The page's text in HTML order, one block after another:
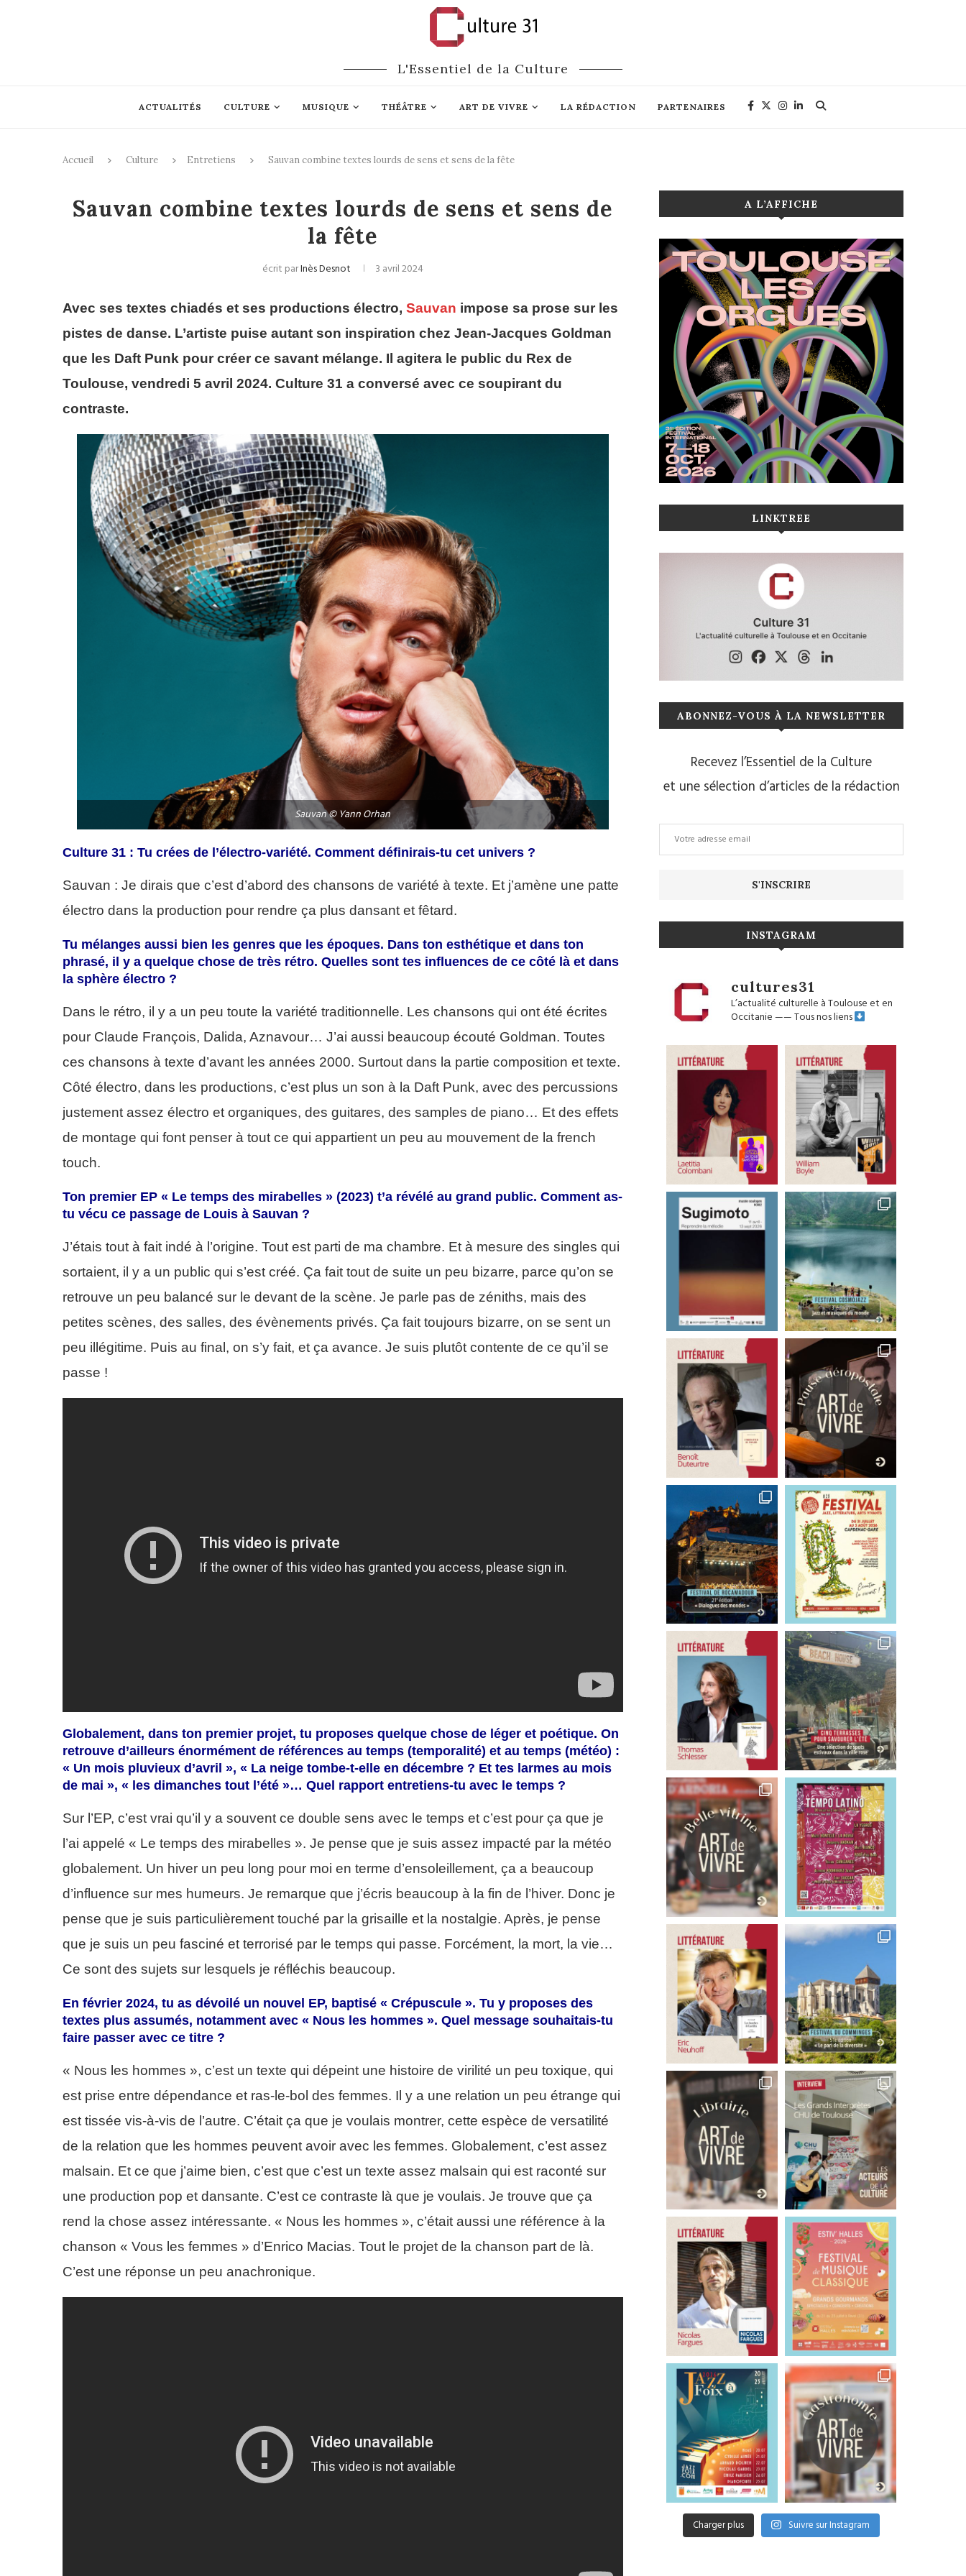
L'Essentiel de la Culture
ACTUALITÉS CULTURE MUSIQUE THÉÂTRE ART DE VIVRE LA RÉDACTION PARTENAIRES
Accueil Culture Entretiens Sauvan combine textes lourds de sens et sens de la fête
Sauvan combine textes lourds de sens et sens de
la fête
écrit parInès Desnot 3 avril 2024
Avec ses textes chiadés et ses productions électro, Sauvan impose sa prose sur les
pistes de danse. L’artiste puise autant son inspiration chez Jean-Jacques Goldman
que les Daft Punk pour créer ce savant mélange. Il agitera le public du Rex de
Toulouse, vendredi 5 avril 2024. Culture 31 a conversé avec ce soupirant du
contraste.
Sauvan © Yann Orhan
Culture 31 : Tu crées de l’électro-variété. Comment définirais-tu cet univers ?
Sauvan : Je dirais que c’est d’abord des chansons de variété à texte. Et j’amène une patte
électro dans la production pour rendre ça plus dansant et fêtard.
Tu mélanges aussi bien les genres que les époques. Dans ton esthétique et dans ton
phrasé, il y a quelque chose de très rétro. Quelles sont tes influences de ce côté là et dans
la sphère électro ?
Dans le rétro, il y a un peu toute la variété traditionnelle. Les chansons qui ont été écrites
pour Claude François, Dalida, Aznavour… J’ai aussi beaucoup écouté Goldman. Toutes
ces chansons à texte d’avant les années 2000. Surtout dans la partie composition et texte.
Côté électro, dans les productions, c’est plus un son à la Daft Punk, avec des percussions
justement assez électro et organiques, des guitares, des samples de piano… Et des effets
de montage qui font penser à tout ce qui appartient un peu au mouvement de la french
touch.
Ton premier EP « Le temps des mirabelles » (2023) t’a révélé au grand public. Comment as-
tu vécu ce passage de Louis à Sauvan ?
J’étais tout à fait indé à l’origine. Tout est parti de ma chambre. Et à mesure des singles qui
sortaient, il y a un public qui s’est créé. Ça fait tout de suite un peu bizarre, parce qu’on se
retrouve un peu balancé sur le devant de la scène. Je parle pas de zéniths, mais des
petites scènes, des salles, des évènements privés. Ça fait toujours bizarre, on se sent un
peu illégitime. Puis au final, on s’y fait, et ça avance. Je suis plutôt contente de ce qu’il se
passe !
Globalement, dans ton premier projet, tu proposes quelque chose de léger et poétique. On
retrouve d’ailleurs énormément de références au temps (temporalité) et au temps (météo) :
« Un mois pluvieux d’avril », « La neige tombe-t-elle en décembre ? Et tes larmes au mois
de mai », « les dimanches tout l’été »… Quel rapport entretiens-tu avec le temps ?
Sur l’EP, c’est vrai qu’il y a souvent ce double sens avec le temps et c’est pour ça que je
l’ai appelé « Le temps des mirabelles ». Je pense que je suis assez impacté par la météo
globalement. Un hiver un peu long pour moi en terme d’ensoleillement, ça a beaucoup
d’influence sur mes humeurs. Je remarque que j’écris beaucoup à la fin de l’hiver. Donc je
pense que je suis particulièrement touché par la grisaille et la nostalgie. Après, je pense
que je suis un peu fasciné et terrorisé par le temps qui passe. Forcément, la mort, la vie…
Ce sont des sujets sur lesquels je réfléchis beaucoup.
En février 2024, tu as dévoilé un nouvel EP, baptisé « Crépuscule ». Tu y proposes des
textes plus assumés, notamment avec « Nous les hommes ». Quel message souhaitais-tu
faire passer avec ce titre ?
« Nous les hommes », c’est un texte qui dépeint une histoire de virilité un peu toxique, qui
est prise entre dépendance et ras-le-bol des femmes. Il y a une relation un peu étrange qui
est tissée vis-à-vis de l’autre. C’était ça que je voulais montrer, cette espèce de versatilité
de la relation que les hommes peuvent avoir avec les femmes. Globalement, c’est assez
malsain. Et ce que j’aime bien, c’est que c’est un texte assez malsain qui est raconté sur
une production pop et dansante. C’est ce contraste là que je voulais. Je trouve que ça
rend la chose assez intéressante. « Nous les hommes », c’était aussi une référence à la
chanson « Vous les femmes » d’Enrico Macias. Tout le projet de la chanson part de là.
C’est une réponse un peu anachronique.
A L’AFFICHE
LINKTREE
ABONNEZ-VOUS À LA NEWSLETTER
Recevez l’Essentiel de la Culture
et une sélection d’articles de la rédaction
INSTAGRAM
cultures31
L’actualité culturelle à Toulouse et en
Occitanie——Tous nos liens
Charger plus Suivre sur Instagram